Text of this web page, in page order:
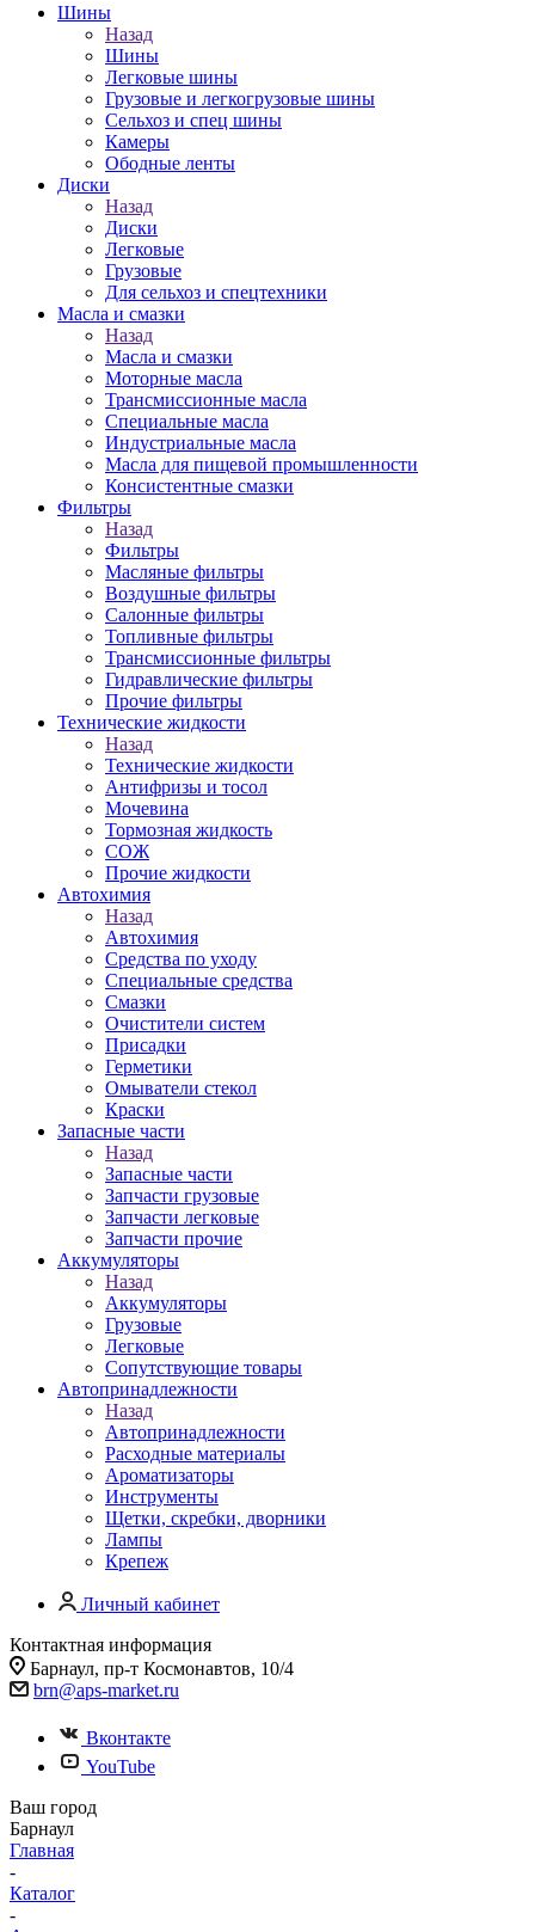
Шины
Назад
Шины
Легковые шины
Грузовые и легкогрузовые шины
Сельхоз и спец шины
Камеры
Ободные ленты
Диски
Назад
Диски
Легковые
Грузовые
Для сельхоз и спецтехники
Масла и смазки
Назад
Масла и смазки
Моторные масла
Трансмиссионные масла
Специальные масла
Индустриальные масла
Масла для пищевой промышленности
Консистентные смазки
Фильтры
Назад
Фильтры
Масляные фильтры
Воздушные фильтры
Салонные фильтры
Топливные фильтры
Трансмиссионные фильтры
Гидравлические фильтры
Прочие фильтры
Технические жидкости
Назад
Технические жидкости
Антифризы и тосол
Мочевина
Тормозная жидкость
СОЖ
Прочие жидкости
Автохимия
Назад
Автохимия
Средства по уходу
Специальные средства
Смазки
Очистители систем
Присадки
Герметики
Омыватели стекол
Краски
Запасные части
Назад
Запасные части
Запчасти грузовые
Запчасти легковые
Запчасти прочие
Аккумуляторы
Назад
Аккумуляторы
Грузовые
Легковые
Сопутствующие товары
Автопринадлежности
Назад
Автопринадлежности
Расходные материалы
Ароматизаторы
Инструменты
Щетки, скребки, дворники
Лампы
Крепеж
Личный кабинет
Контактная информация
Барнаул, пр-т Космонавтов, 10/4
brn@aps-market.ru
Вконтакте
YouTube
Ваш город
Барнаул
Главная
-
Каталог
-